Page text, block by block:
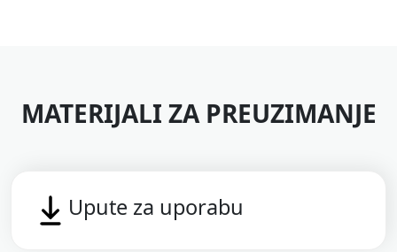
MATERIJALI ZA PREUZIMANJE
Upute za uporabu